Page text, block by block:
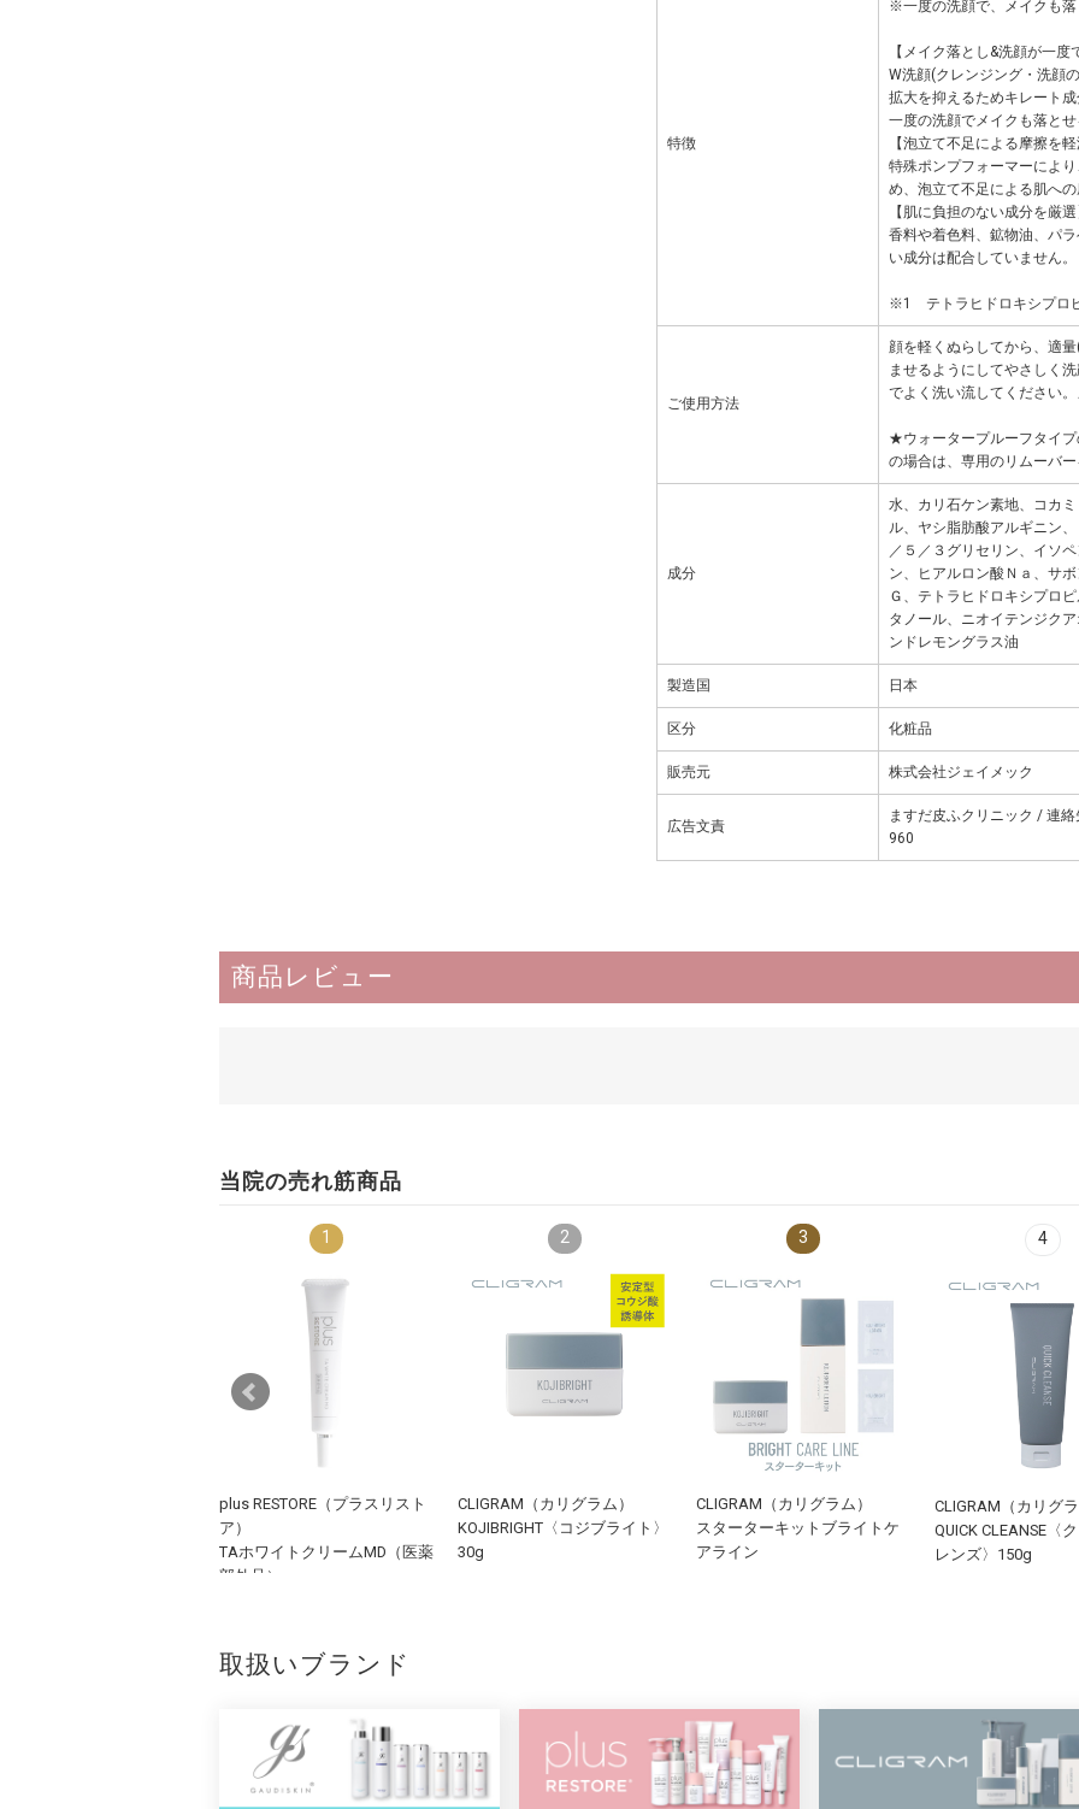
特徴
※一度の洗顔で、メイクも落
【メイク落とし&洗顔が一度
W洗顔(クレンジング・洗顔
拡大を抑えるためキレート
一度の洗顔でメイクも落と
【泡立て不足による摩擦を
特殊ポンプフォーマーによ
め、泡立て不足による肌へ
【肌に負担のない成分を厳
香料や着色料、鉱物油、パ
い成分は配合していません。
※1 テトラヒドロキシプロ
ご使用方法
顔を軽くぬらしてから、適
ませるようにしてやさしく
でよく洗い流してください
★ウォータープルーフタイ
の場合は、専用のリムーバ
成分
水、カリ石ケン素地、コカ
ル、ヤシ脂肪酸アルギニン
／５／３グリセリン、イソ
ン、ヒアルロン酸Ｎａ、サ
Ｇ、テトラヒドロキシプロ
タノール、ニオイテンジク
ンドレモングラス油
製造国 日本
区分 化粧品
販売元 株式会社ジェイメック
広告文責
ますだ皮ふクリニック / 連
960
商品レビュー
当院の売れ筋商品
1
plus RESTORE（プラスリスト
ア）
TAホワイトクリームMD（医薬
部外品）
2
CLIGRAM（カリグラム）
KOJIBRIGHT〈コジブライト〉
30g
3
CLIGRAM（カリグラム）
スターターキットブライトケ
アライン
4
CLIGRAM（カリグ
QUICK CLEANSE〈
レンズ〉150g
取扱いブランド